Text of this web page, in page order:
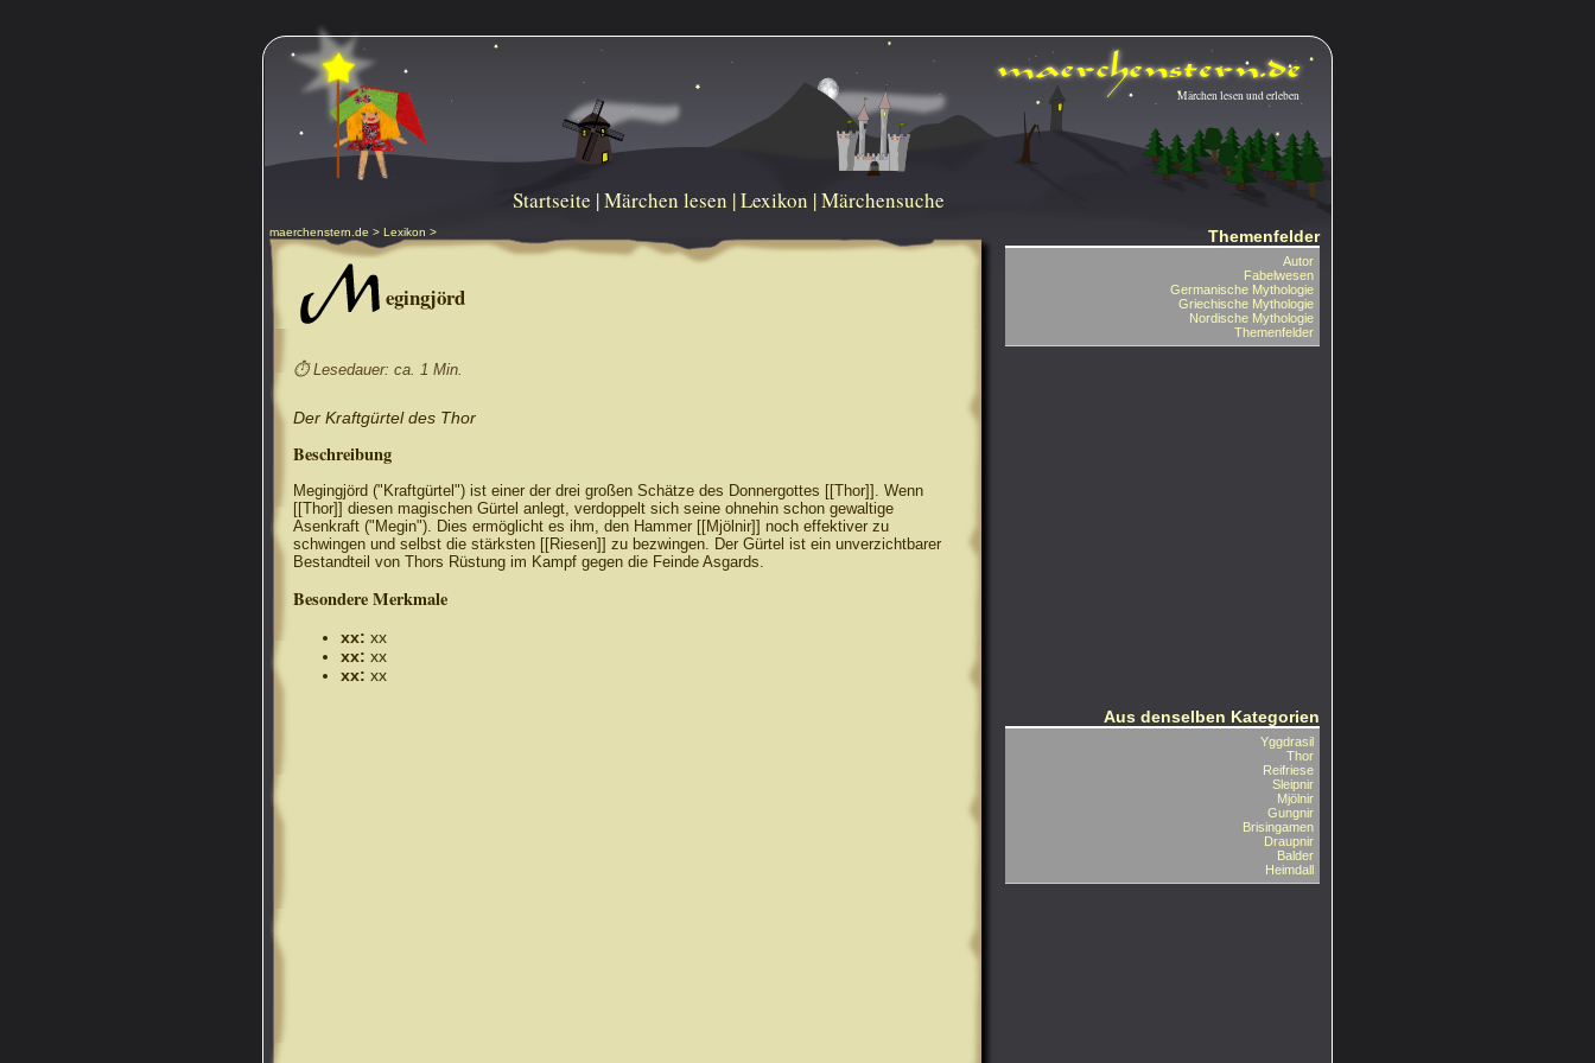
Startseite |Märchen lesen |Lexikon |Märchensuche
Märchen lesen und erleben
maerchenstern.de > Lexikon >
egingjörd
⏱ Lesedauer: ca. 1 Min.
Der Kraftgürtel des Thor
Beschreibung
Megingjörd ("Kraftgürtel") ist einer der drei großen Schätze des Donnergottes [[Thor]]. Wenn
[[Thor]] diesen magischen Gürtel anlegt, verdoppelt sich seine ohnehin schon gewaltige
Asenkraft ("Megin"). Dies ermöglicht es ihm, den Hammer [[Mjölnir]] noch effektiver zu
schwingen und selbst die stärksten [[Riesen]] zu bezwingen. Der Gürtel ist ein unverzichtbarer
Bestandteil von Thors Rüstung im Kampf gegen die Feinde Asgards.
Besondere Merkmale
xx: xx
xx: xx
xx: xx
Themenfelder
Autor
Fabelwesen
Germanische Mythologie
Griechische Mythologie
Nordische Mythologie
Themenfelder
Aus denselben Kategorien
Yggdrasil
Thor
Reifriese
Sleipnir
Mjölnir
Gungnir
Brisingamen
Draupnir
Balder
Heimdall